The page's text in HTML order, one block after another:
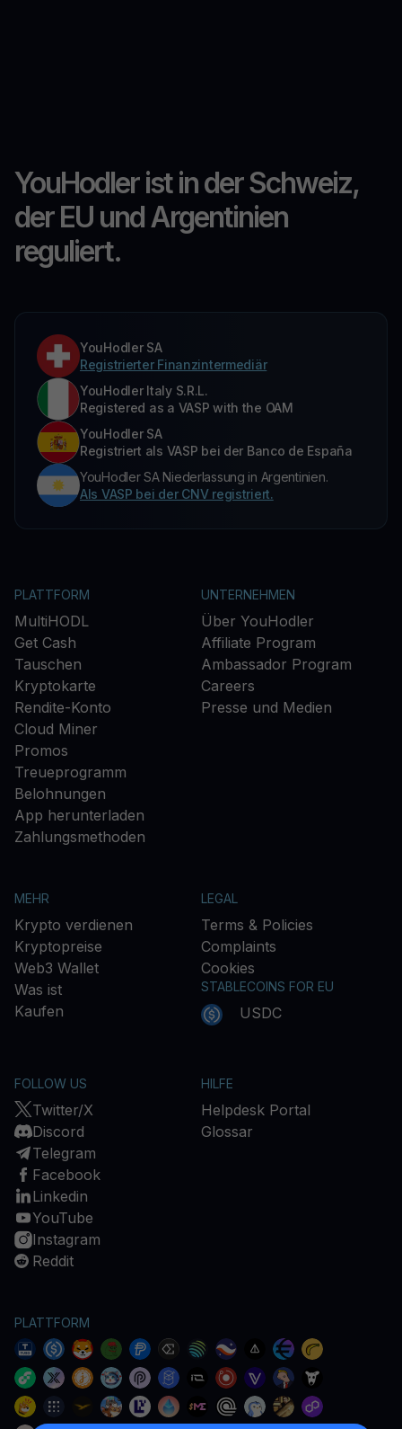
YouHodler ist in der Schweiz,
der EU und Argentinien
reguliert.
YouHodler SA
Registrierter Finanzintermediär
YouHodler Italy S.R.L.
Registered as a VASP with the OAM
YouHodler SA
Registriert als VASP bei der Banco de España
YouHodler SA Niederlassung in Argentinien.
Als VASP bei der CNV registriert.
PLATTFORM
MultiHODL
Get Cash
Tauschen
Kryptokarte
Rendite-Konto
Cloud Miner
Promos
Treueprogramm
Belohnungen
App herunterladen
Zahlungsmethoden
UNTERNEHMEN
Über YouHodler
Affiliate Program
Ambassador Program
Careers
Presse und Medien
MEHR
Krypto verdienen
Kryptopreise
Web3 Wallet
Was ist
Kaufen
LEGAL
Terms & Policies
Complaints
Cookies
STABLECOINS FOR EU
USDC
FOLLOW US
Twitter/X
Discord
Telegram
Facebook
Linkedin
YouTube
Instagram
Reddit
HILFE
Helpdesk Portal
Glossar
PLATTFORM